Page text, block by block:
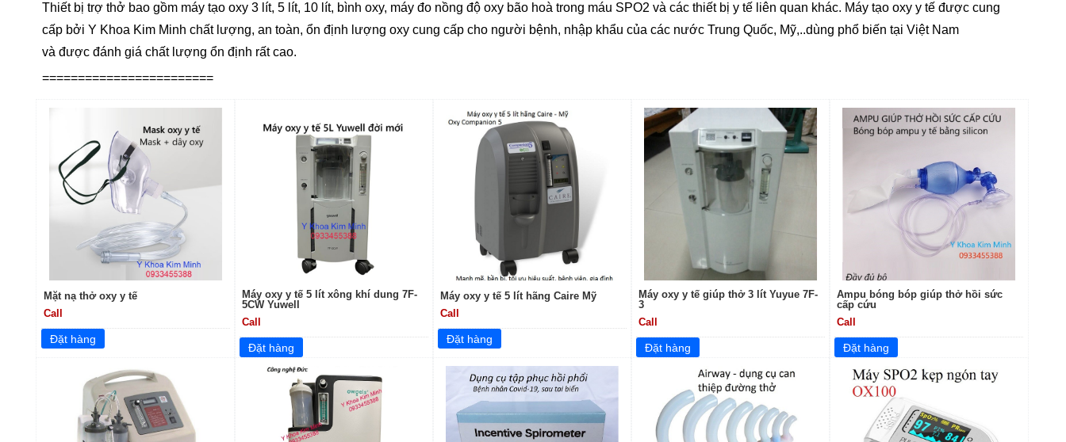
Thiết bị trợ thở bao gồm máy tạo oxy 3 lít, 5 lít, 10 lít, bình oxy, máy đo nồng độ oxy bão hoà trong máu SPO2 và các thiết bị y tế liên quan khác. Máy tạo oxy y tế được cung
cấp bởi Y Khoa Kim Minh chất lượng, an toàn, ổn định lượng oxy cung cấp cho người bệnh, nhập khẩu của các nước Trung Quốc, Mỹ,..dùng phổ biến tại Việt Nam
và được đánh giá chất lượng ổn định rất cao.
========================
Mặt nạ thở oxy y tế
Call
Máy oxy y tế 5 lít xông khí dung 7F-
5CW Yuwell
Call
Máy oxy y tế 5 lít hãng Caire Mỹ
Call
Máy oxy y tế giúp thở 3 lít Yuyue 7F-
3
Call
Ampu bóng bóp giúp thở hồi sức
cấp cứu
Call